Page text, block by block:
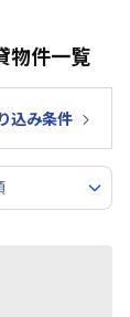
物件一覧
込み条件